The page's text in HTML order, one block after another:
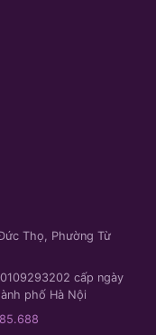
Thọ, Phường Từ
cấp ngày
phố Hà Nội